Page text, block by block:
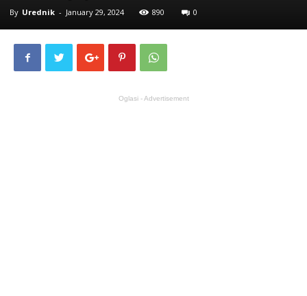
By Urednik - January 29, 2024 890 0
Oglasi - Advertisement